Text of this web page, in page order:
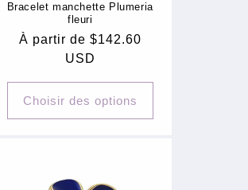
Bracelet manchette Plumeria
fleuri
PrixÀ partir de $142.60
USD
Choisir des options